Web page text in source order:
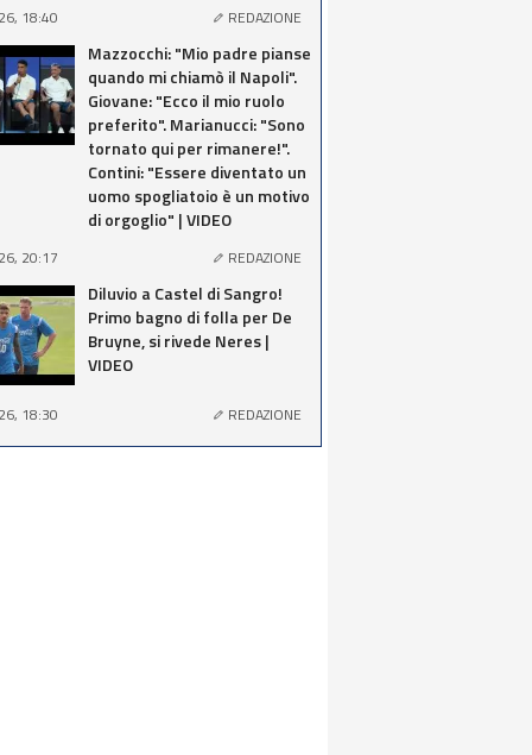
18:40 REDAZIONE
Mazzocchi: "Mio padre pianse
quando mi chiamò il Napoli".
Giovane: "Ecco il mio ruolo
preferito". Marianucci: "Sono
tornato qui per rimanere!".
Contini: "Essere diventato un
uomo spogliatoio è un motivo
di orgoglio" | VIDEO
20:17 REDAZIONE
Diluvio a Castel di Sangro!
Primo bagno di folla per De
Bruyne, si rivede Neres |
VIDEO
18:30 REDAZIONE